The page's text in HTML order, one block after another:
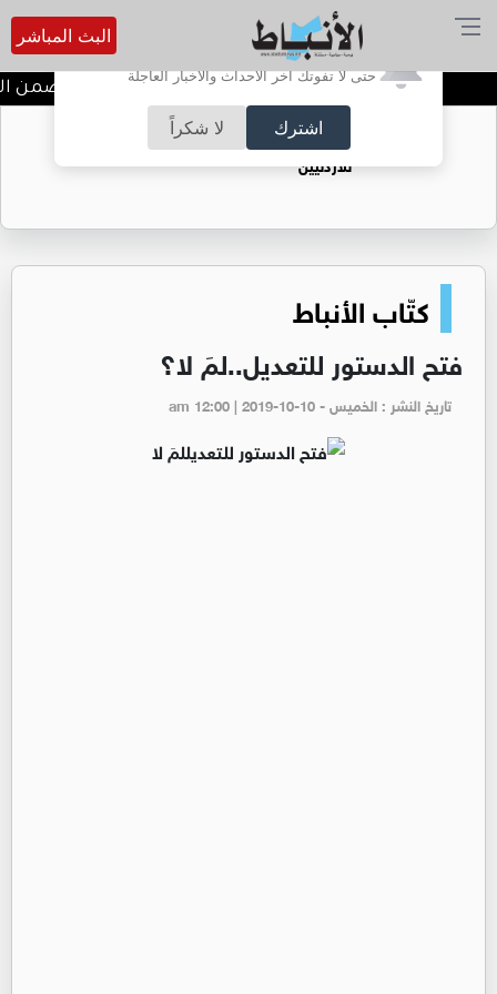
أترغب في تفعيل الإشعارات؟
حتى لا تفوتك آخر الأحداث والأخبار العاجلة
اشترك لا شكراً
البث المباشر
ندوة تعاين التراث الأردني ضمن
حقل الريشة حين يتحول الغاز إلى فرص عمل
للأردنيين
كتّاب الأنباط
فتح الدستور للتعديل..لمَ لا؟
تاريخ النشر : الخميس - am 12:00 | 2019-10-10